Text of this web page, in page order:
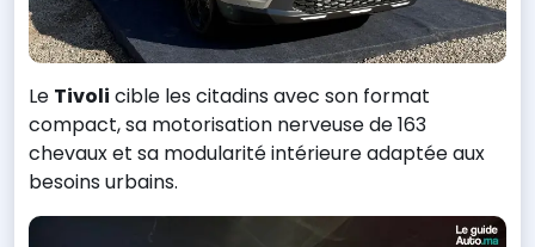
Le Tivoli cible les citadins avec son format
compact, sa motorisation nerveuse de 163
chevaux et sa modularité intérieure adaptée aux
besoins urbains.